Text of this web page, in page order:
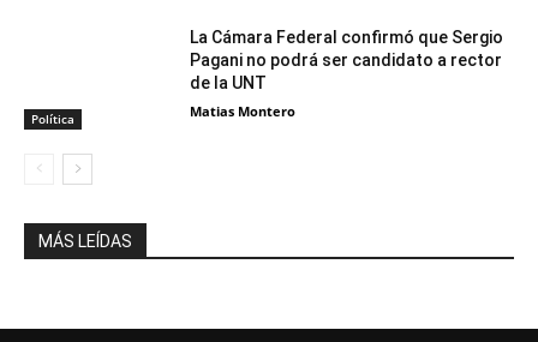
Política
La Cámara Federal confirmó que Sergio
Pagani no podrá ser candidato a rector
de la UNT
Matias Montero
MÁS LEÍDAS